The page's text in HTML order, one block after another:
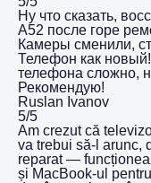
Ну что сказать,
A52 после горе
Камеры сменили,
Телефон как
телефона сложно,
Рекомендую!
Ruslan Ivanov
5/5
Am crezut că
va trebui să-l arunc,
reparat —
și MacBook-ul